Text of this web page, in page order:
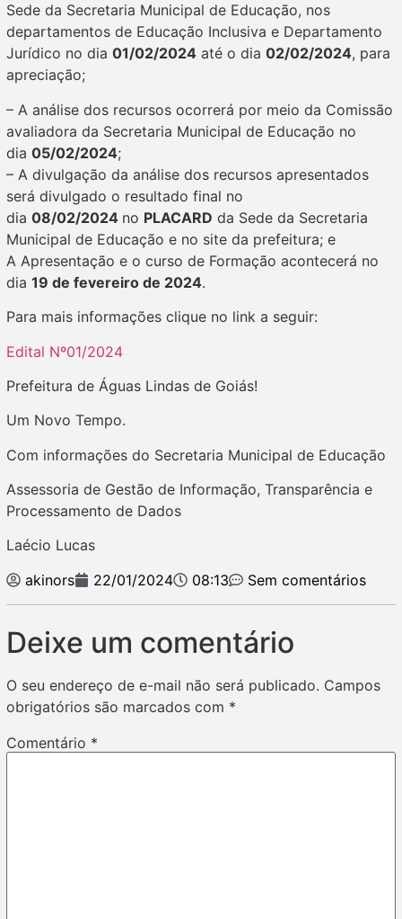
Sede da Secretaria Municipal de Educação, nos
departamentos de Educação Inclusiva e Departamento
Jurídico no dia 01/02/2024 até o dia 02/02/2024, para
apreciação;
– A análise dos recursos ocorrerá por meio da Comissão
avaliadora da Secretaria Municipal de Educação no
dia 05/02/2024;
– A divulgação da análise dos recursos apresentados
será divulgado o resultado final no
dia 08/02/2024 no PLACARD da Sede da Secretaria
Municipal de Educação e no site da prefeitura; e
A Apresentação e o curso de Formação acontecerá no
dia 19 de fevereiro de 2024.
Para mais informações clique no link a seguir:
Edital Nº01/2024
Prefeitura de Águas Lindas de Goiás!
Um Novo Tempo.
Com informações do Secretaria Municipal de Educação
Assessoria de Gestão de Informação, Transparência e
Processamento de Dados
Laécio Lucas
akinors
22/01/2024 08:13 Sem comentários
Deixe um comentário
O seu endereço de e-mail não será publicado. Campos
obrigatórios são marcados com *
Comentário *